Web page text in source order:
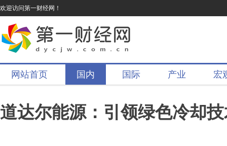
欢迎访问第一财经网！
网站首页 国内 国际 产业 宏
道达尔能源：引领绿色冷却